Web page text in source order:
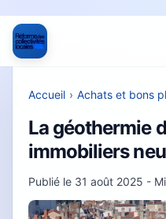
Accueil › Achats et bons
La géothermie
immobiliers
Publié le 31 août 2025 -